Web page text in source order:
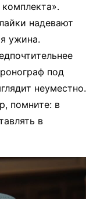
надевают
ужина.
под
неуместно.
помните: в
в